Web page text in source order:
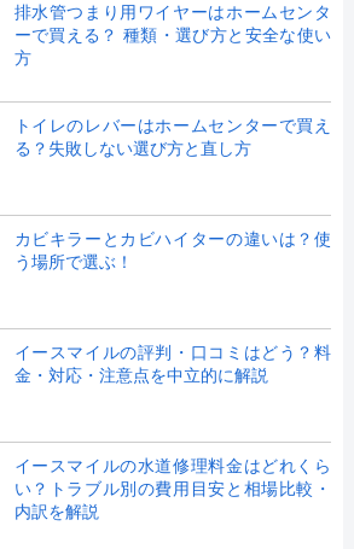
排水管つまり用ワイヤーはホームセンタ
ーで買える？ 種類・選び方と安全な使い
方
トイレのレバーはホームセンターで買え
る？失敗しない選び方と直し方
カビキラーとカビハイターの違いは？使
う場所で選ぶ！
イースマイルの評判・口コミはどう？料
金・対応・注意点を中立的に解説
イースマイルの水道修理料金はどれくら
い？トラブル別の費用目安と相場比較・
内訳を解説